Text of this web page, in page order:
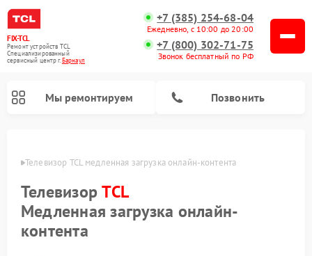
FIX-TCL
Ремонт устройств TCL
Специализированный
cервисный центр г.Барнаул
+7 (385) 254-68-04
Ежедневно, с 10:00 до 20:00
+7 (800) 302-71-75
Звонок бесплатный по РФ
Мы ремонтируем Позвонить
Телевизор TCL медленная загрузка онлайн-контента
ТелевизорTCL
Медленная загрузка онлайн-
контента